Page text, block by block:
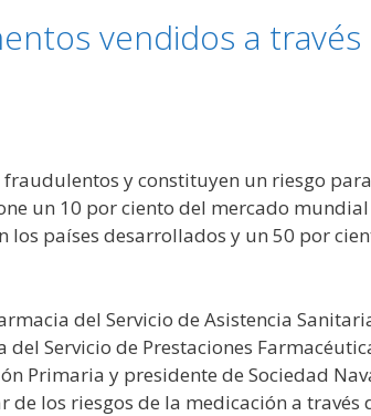
vendidos a través
y constituyen un riesgo
un 10 por ciento del mercado
países desarrollados y un 50 por
del Servicio de Asistencia
Servicio de Prestaciones
Primaria y presidente de Sociedad
los riesgos de la medicación a través